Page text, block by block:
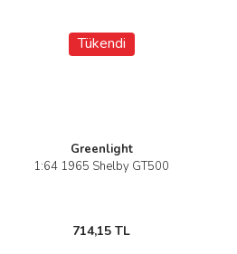
Tükendi
Greenlight
1:64 1965 Shelby GT500
714,15 TL